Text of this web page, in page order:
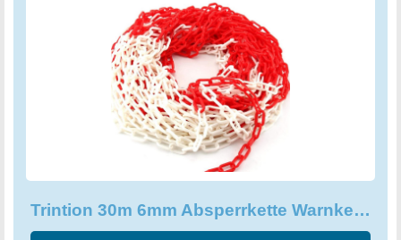
kontrastierenden Farben in Rot und Weiß sorgen dafür,
dass die Absperrkette gut sichtbar ist und ein unerlaubtes
Betreten zuverlässig verhindert wird. Die Trintion
Absperrkette ist aus hochwertigem Kunststoff gefertigt und
damit nicht nur strapazierfähig, sondern auch besonders
leicht. So ist sie ideal für den Einsatz im Freien geeignet
und hält auch schwierigen Bedingungen stand. Ob zur
Baustellensicherung, als Warnkette oder zur
können Sie sich jederzeit verlassen.
Trintion 30m 6mm Absperrkette Warnkette Plastikkette Zweifarbig